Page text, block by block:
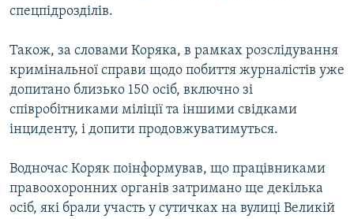
спецпідрозділів.
Також, за словами Коряка, в рамках розслідування
кримінальної справи щодо побиття журналістів уже
допитано близько 150 осіб, включно зі
співробітниками міліції та іншими свідками
інциденту, і допити продовжуватимуться.
Водночас Коряк поінформував, що працівниками
правоохоронних органів затримано ще декілька
осіб, які брали участь у сутичках на вулиці Великій